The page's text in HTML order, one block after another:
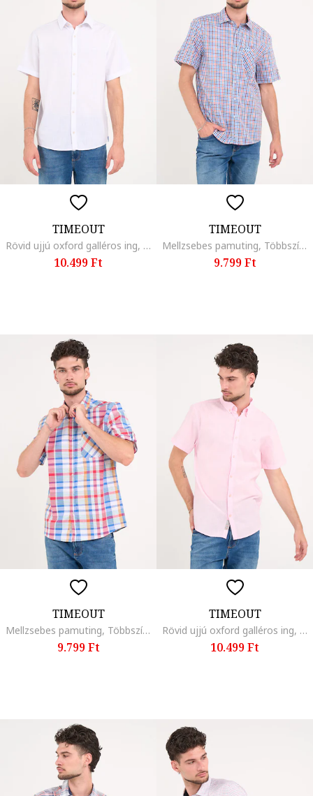
TIMEOUT
Rövid ujjú oxford galléros ing, Fehér
10.499 Ft
TIMEOUT
Mellzsebes pamuting, Többszínű
9.799 Ft
TIMEOUT
Mellzsebes pamuting, Többszínű
9.799 Ft
TIMEOUT
Rövid ujjú oxford galléros ing, Világos rózsaszín
10.499 Ft